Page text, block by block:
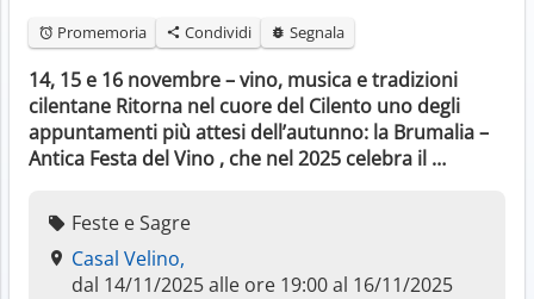
Promemoria Condividi Segnala
14, 15 e 16 novembre – vino, musica e tradizioni
cilentane Ritorna nel cuore del Cilento uno degli
appuntamenti più attesi dell’autunno: la Brumalia –
Antica Festa del Vino , che nel 2025 celebra il …
Feste e Sagre
Casal Velino,
dal 14/11/2025 alle ore 19:00 al 16/11/2025